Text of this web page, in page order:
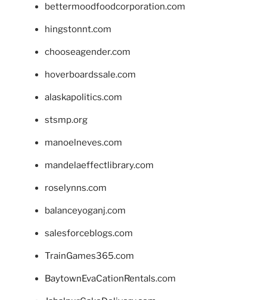
bettermoodfoodcorporation.com
hingstonnt.com
chooseagender.com
hoverboardssale.com
alaskapolitics.com
stsmp.org
manoelneves.com
mandelaeffectlibrary.com
roselynns.com
balanceyoganj.com
salesforceblogs.com
TrainGames365.com
BaytownEvaCationRentals.com